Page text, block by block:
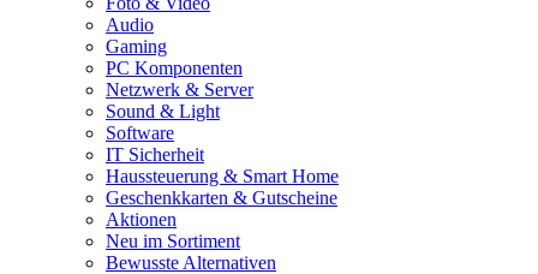
Audio
Gaming
PC Komponenten
Netzwerk & Server
Sound & Light
Software
IT Sicherheit
Haussteuerung & Smart Home
Geschenkkarten & Gutscheine
Aktionen
Neu im Sortiment
Bewusste Alternativen